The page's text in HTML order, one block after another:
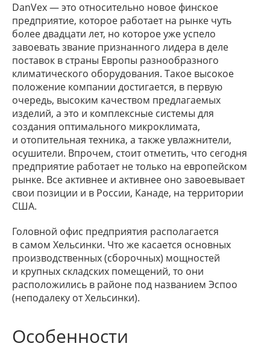
DanVex — это относительно новое финское
предприятие, которое работает на рынке чуть
более двадцати лет, но которое уже успело
завоевать звание признанного лидера в деле
поставок в страны Европы разнообразного
климатического оборудования. Такое высокое
положение компании достигается, в первую
очередь, высоким качеством предлагаемых
изделий, а это и комплексные системы для
создания оптимального микроклимата,
и отопительная техника, а также увлажнители,
осушители. Впрочем, стоит отметить, что сегодня
предприятие работает не только на европейском
рынке. Все активнее и активнее оно завоевывает
свои позиции и в России, Канаде, на территории
США.
Головной офис предприятия располагается
в самом Хельсинки. Что же касается основных
производственных (сборочных) мощностей
и крупных складских помещений, то они
расположились в районе под названием Эспоо
(неподалеку от Хельсинки).
Особенности